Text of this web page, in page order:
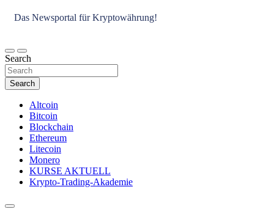
Das Newsportal für Kryptowährung!
Search
Search
Altcoin
Bitcoin
Blockchain
Ethereum
Litecoin
Monero
KURSE AKTUELL
Krypto-Trading-Akademie